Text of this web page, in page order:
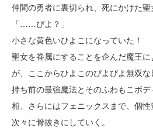
仲間の勇者に裏切られ、死にかけた
「……ぴよ？」
小さな黄色いひよこになっていた！
聖女を眷属にすることを企んだ魔王
が、ここからひよこのぴよぴよ無双な
持ち前の最強魔法とそのふわもこボ
相、さらにはフェニックスまで、個
次々に骨抜きにしていく。